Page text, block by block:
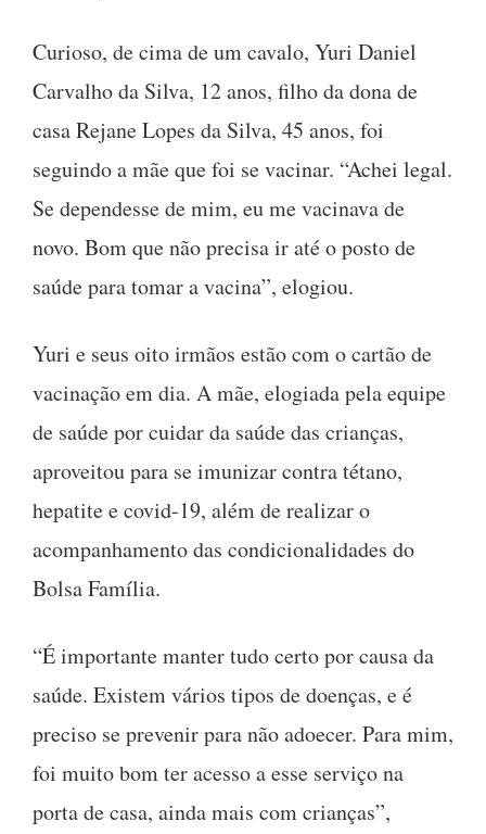
Curioso, de cima de um cavalo, Yuri Daniel
Carvalho da Silva, 12 anos, filho da dona de
casa Rejane Lopes da Silva, 45 anos, foi
seguindo a mãe que foi se vacinar. “Achei legal.
Se dependesse de mim, eu me vacinava de
novo. Bom que não precisa ir até o posto de
saúde para tomar a vacina”, elogiou.
Yuri e seus oito irmãos estão com o cartão de
vacinação em dia. A mãe, elogiada pela equipe
de saúde por cuidar da saúde das crianças,
aproveitou para se imunizar contra tétano,
hepatite e covid-19, além de realizar o
acompanhamento das condicionalidades do
Bolsa Família.
“É importante manter tudo certo por causa da
saúde. Existem vários tipos de doenças, e é
preciso se prevenir para não adoecer. Para mim,
foi muito bom ter acesso a esse serviço na
porta de casa, ainda mais com crianças”,